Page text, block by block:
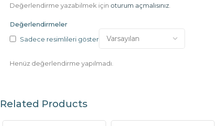
Değerlendirmeler
Sadece resimlileri göster
Henüz değerlendirme yapılmadı.
Değerlendirme yazabilmek için oturum açmalısınız
Related Products